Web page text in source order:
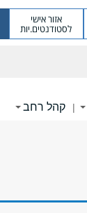
אזור אישי
לסטודנטים.יות
| קהל רחב